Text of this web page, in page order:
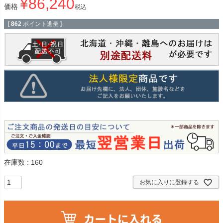
価格 ¥86,240税込
[ 862 ポイント進呈 ]
在庫数 160
お気に入りに登録する